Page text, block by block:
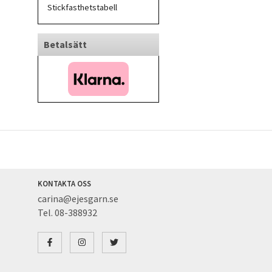
Stickfasthetstabell
Betalsätt
KONTAKTA OSS
carina@ejesgarn.se
Tel. 08-388932